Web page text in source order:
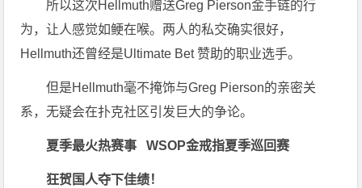
所以这次Hellmuth赠送Greg Pierson金手链的行
为，让人感觉如鲠在喉。两人的私交确实很好，
Hellmuth还曾经是Ultimate Bet 赞助的职业选手。
但是Hellmuth毫不掩饰与Greg Pierson的亲密关
系，无疑会在扑克社区引发巨大的争论。
夏季最火热赛事WSOP金戒指夏季巡回赛
狂贺国人夺下佳绩！